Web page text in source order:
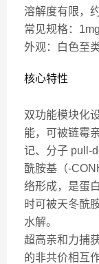
溶解度有限，
常见规格：
外观：白色至
核心特性
双功能模块化
能，可被链霉
记、分子 pull-
酰胺基（-
络形成，是蛋
时可被天冬酰
水解。
超高亲和力捕
的非共价相互